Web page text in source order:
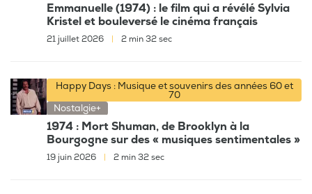
Emmanuelle (1974) : le film qui a révélé Sylvia
Kristel et bouleversé le cinéma français
21 juillet 2026 2 min 32 sec
Happy Days : Musique et souvenirs des années 60 et
70
Nostalgie+
1974 : Mort Shuman, de Brooklyn à la
Bourgogne sur des « musiques sentimentales »
19 juin 2026 2 min 32 sec